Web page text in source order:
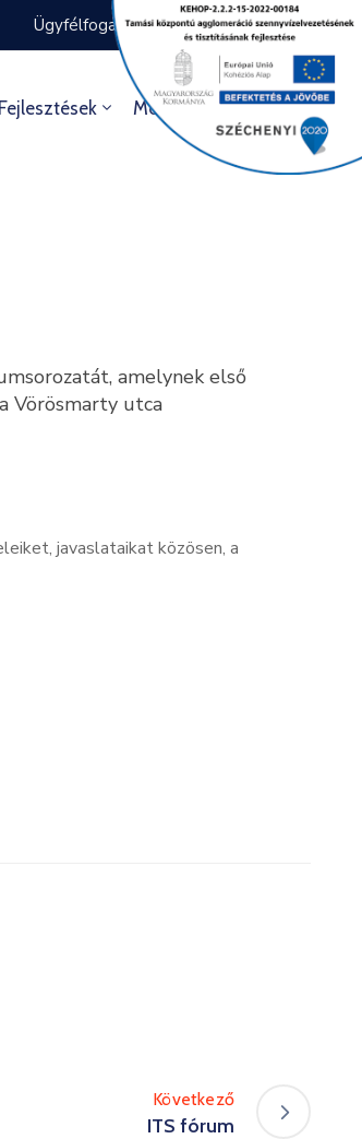
Ügyfélfogadás rendje Ügyintézés
Fejlesztések Média Kultúra
amelynek első
Vörösmarty utca
javaslataikat közösen, a
Következő
ITS fórum